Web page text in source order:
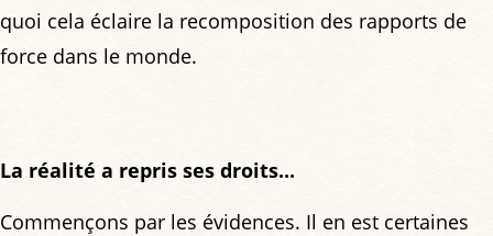
quoi cela éclaire la recomposition des rapports de
force dans le monde.
La réalité a repris ses droits...
Commençons par les évidences. Il en est certaines